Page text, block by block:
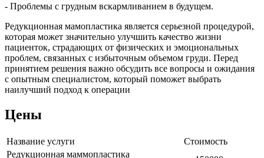
- Проблемы с грудным вскармливанием в будущем.
Редукционная мамопластика является серьезной процедурой,
которая может значительно улучшить качество жизни
пациенток, страдающих от физических и эмоциональных
проблем, связанных с избыточным объемом груди. Перед
принятием решения важно обсудить все вопросы и ожидания
с опытным специалистом, который поможет выбрать
наилучший подход к операции
Цены
Название услуги
Стоимость
Редукционная маммопластика